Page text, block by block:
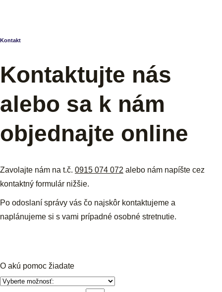
Kontakt
Kontaktujte nás
alebo sa k nám
objednajte online
Zavolajte nám na t.č. 0915 074 072 alebo nám napíšte cez
kontaktný formulár nižšie.
Po odoslaní správy vás čo najskôr kontaktujeme a
naplánujeme si s vami prípadné osobné stretnutie.
O akú pomoc žiadate